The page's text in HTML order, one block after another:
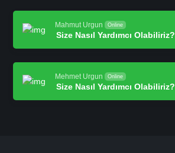
Mahmut Urgun Online
Size Nasıl Yardımcı Olabiliriz?
Mehmet Urgun Online
Size Nasıl Yardımcı Olabiliriz?